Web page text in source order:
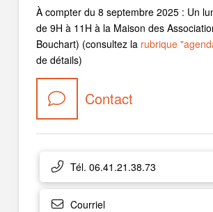
À compter du 8 septembre 2025 : Un
de 9H à 11H à la Maison des
Bouchart) (consultez la rubrique
de détails)
Contact
Tél. 06.41.21.38.73
Courriel